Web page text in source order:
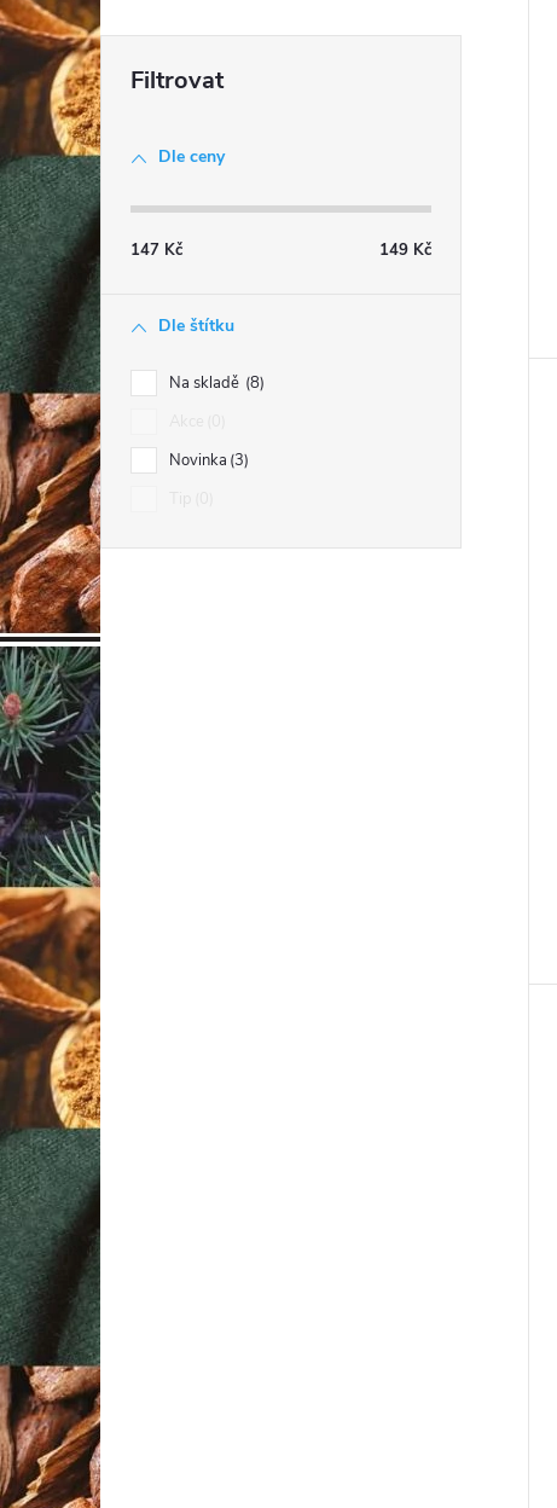
Dle ceny
147 Kč 149 Kč
Dle štítku
Na skladě 8
Novinka 3